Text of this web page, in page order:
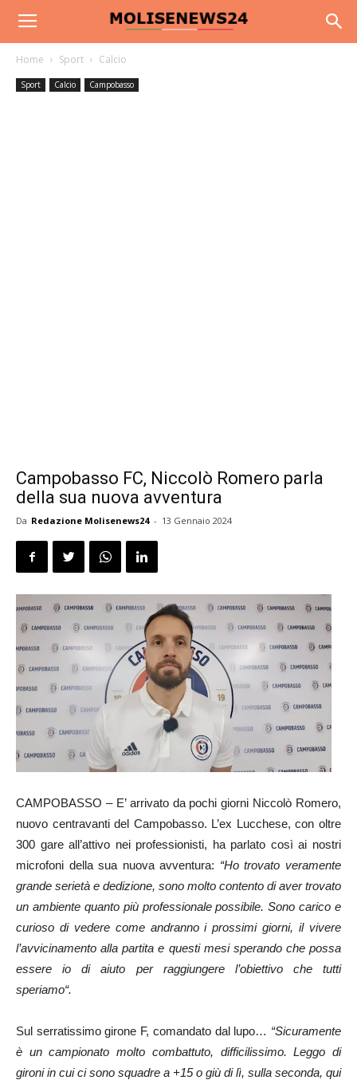
Home Sport Calcio
Sport Calcio Campobasso
Campobasso FC, Niccolò Romero parla
della sua nuova avventura
Da Redazione Molisenews24 - 13 Gennaio 2024
CAMPOBASSO – E’ arrivato da pochi giorni Niccolò Romero,
nuovo centravanti del Campobasso. L’ex Lucchese, con oltre
300 gare all’attivo nei professionisti, ha parlato così ai nostri
microfoni della sua nuova avventura: “Ho trovato veramente
grande serietà e dedizione, sono molto contento di aver trovato
un ambiente quanto più professionale possibile. Sono carico e
curioso di vedere come andranno i prossimi giorni, il vivere
l’avvicinamento alla partita e questi mesi sperando che possa
essere io di aiuto per raggiungere l’obiettivo che tutti
speriamo“.
Sul serratissimo girone F, comandato dal lupo… “Sicuramente
è un campionato molto combattuto, difficilissimo. Leggo di
gironi in cui ci sono squadre a +15 o giù di lì, sulla seconda, qui